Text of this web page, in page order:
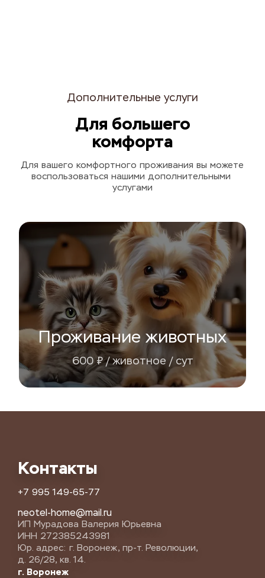
Дополнительные услуги
Для большего
комфорта
Для вашего комфортного проживания вы можете
воспользоваться нашими дополнительными
услугами
Проживание животных
600 ₽ / животное / сут
Контакты
+7 995 149-65-77
neotel-home@mail.ru
ИП Мурадова Валерия Юрьевна
ИНН 272385243981
Юр. адрес: г. Воронеж, пр-т. Революции,
д. 26/28, кв. 14.
г. Воронеж